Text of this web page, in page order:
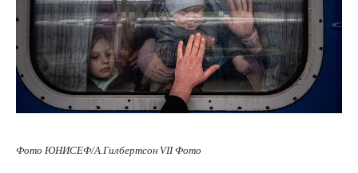
Фото ЮНИСЕФ/А.Гилбертсон VII Фото